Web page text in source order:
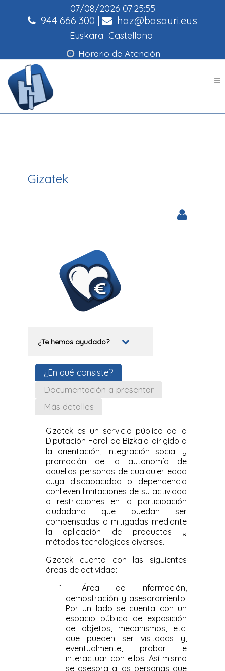
07/08/2026 07:25:55
944 666 300 | haz@basauri.eus
Euskara Castellano
Horario de Atención